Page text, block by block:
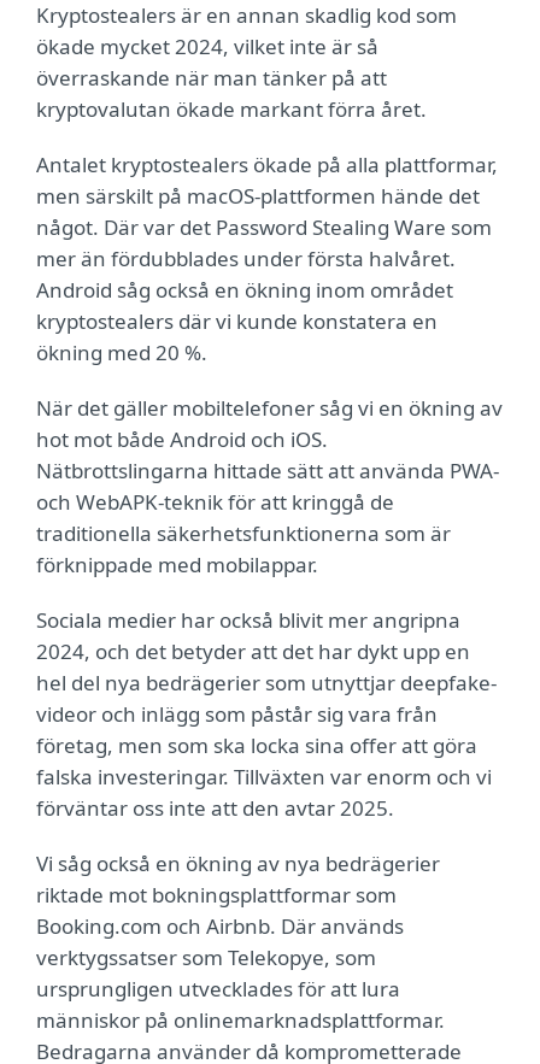
Kryptostealers är en annan skadlig kod som
ökade mycket 2024, vilket inte är så
överraskande när man tänker på att
kryptovalutan ökade markant förra året.
Antalet kryptostealers ökade på alla plattformar,
men särskilt på macOS-plattformen hände det
något. Där var det Password Stealing Ware som
mer än fördubblades under första halvåret.
Android såg också en ökning inom området
kryptostealers där vi kunde konstatera en
ökning med 20 %.
När det gäller mobiltelefoner såg vi en ökning av
hot mot både Android och iOS.
Nätbrottslingarna hittade sätt att använda PWA-
och WebAPK-teknik för att kringgå de
traditionella säkerhetsfunktionerna som är
förknippade med mobilappar.
Sociala medier har också blivit mer angripna
2024, och det betyder att det har dykt upp en
hel del nya bedrägerier som utnyttjar deepfake-
videor och inlägg som påstår sig vara från
företag, men som ska locka sina offer att göra
falska investeringar. Tillväxten var enorm och vi
förväntar oss inte att den avtar 2025.
Vi såg också en ökning av nya bedrägerier
riktade mot bokningsplattformar som
Booking.com och Airbnb. Där används
verktygssatser som Telekopye, som
ursprungligen utvecklades för att lura
människor på onlinemarknadsplattformar.
Bedragarna använder då komprometterade